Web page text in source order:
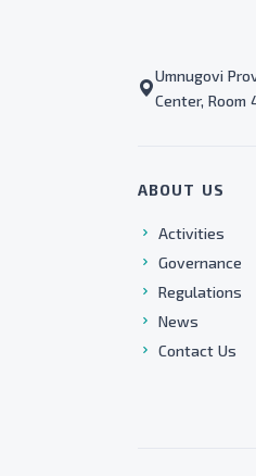
Umnugovi
Center, Room
ABOUT US
Activities
Governance
Regulations
News
Contact Us